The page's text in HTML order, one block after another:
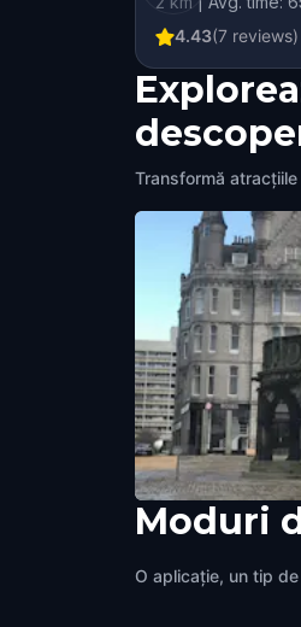
4.43(7 reviews)
Transformă
Mercat Cross
Moduri
O aplicație, un tip